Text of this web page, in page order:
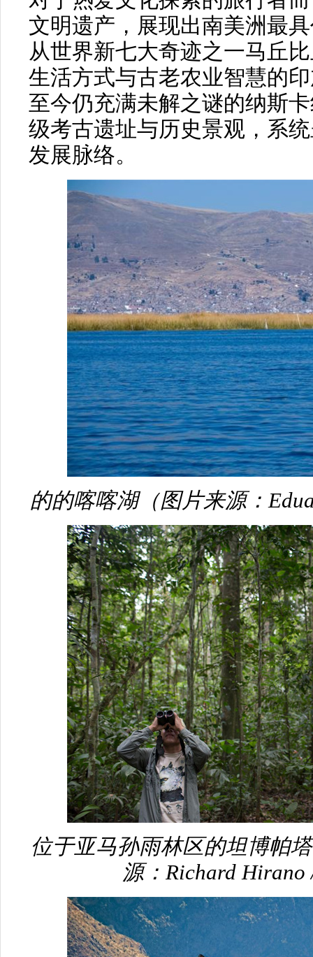
文明遗产，展现出南美洲最
从世界新七大奇迹之一马丘
生活方式与古老农业智慧的
至今仍充满未解之谜的纳斯
级考古遗址与历史景观，系
发展脉络。
的的喀喀湖（图片来源：
位于亚马孙雨林区的坦博帕
源：Richard Hirano